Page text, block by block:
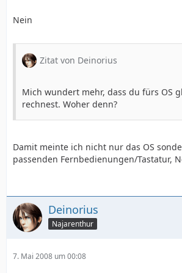
Nein
Zitat von Deinorius
Mich wundert mehr, dass du fürs OS
rechnest. Woher denn?
Damit meinte ich nicht nur das OS
passenden Fernbedienungen/Tastatur,
Deinorius
Najarenthur
7. Mai 2008 um 00:08